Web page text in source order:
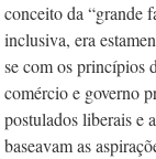
conceito da “grande
inclusiva, era
se com os princípios
comércio e governo
postulados liberais e
baseavam as